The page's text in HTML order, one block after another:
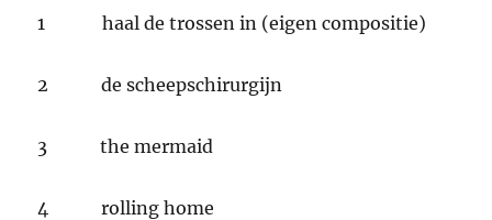
1 haal de trossen in (eigen compositie)
2 de scheepschirurgijn
3 the mermaid
4 rolling home